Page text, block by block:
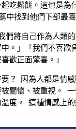
吃鬆餅。這也是為
中找到他們下部最
們將自己作為人類
。」「我們不喜歡
歡正面驚喜。」
？ 因為人都是情
關懷、被重視。
度。 這種情感上